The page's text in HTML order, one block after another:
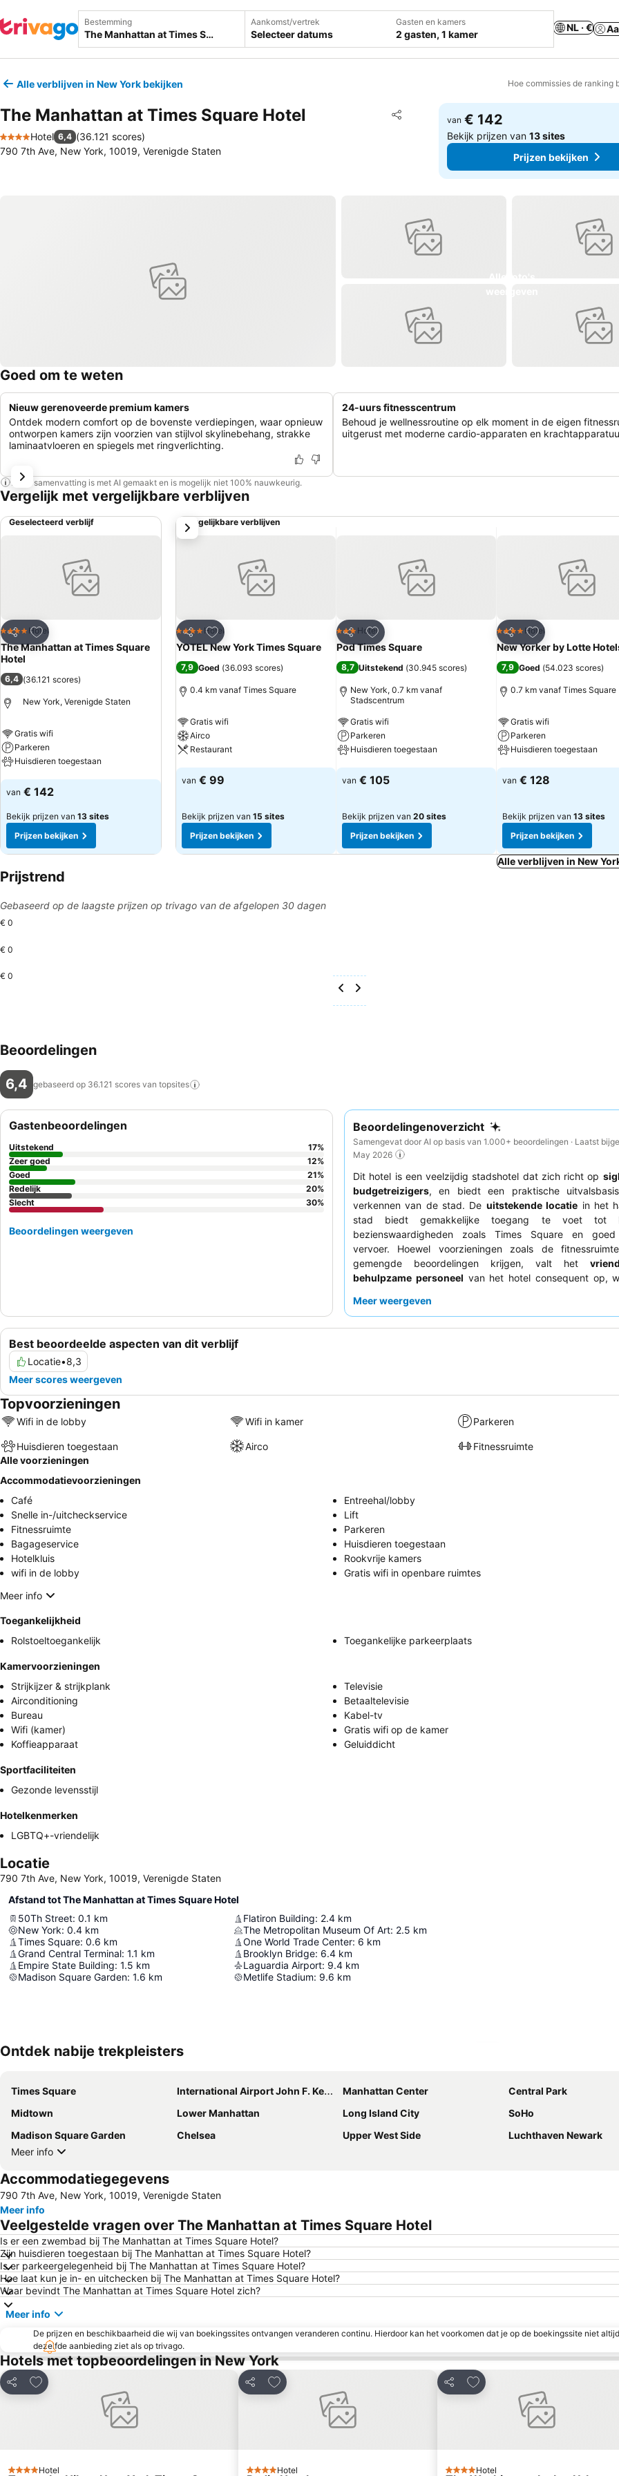
Bestemming Aankomst/vertrek
Selecteer datums
Gasten en kamers
2 gasten, 1 kamer
NL · €
Alle verblijven in New York bekijken Hoe commissies de ranking
The Manhattan at Times Square Hotel Delen
Toevoegen aan favorieten
4 Sterren
Hotel 6,4 (36.121 scores)
790 7th Ave, New York, 10019, Verenigde Staten
van € 142
Bekijk prijzen van13 sites
Prijzen bekijken
Goed om te weten
Nieuw gerenoveerde premium kamers
Ontdek modern comfort op de bovenste verdiepingen, waar opnieuw
ontworpen kamers zijn voorzien van stijlvol skylinebehang, strakke
laminaatvloeren en spiegels met ringverlichting.
24-uurs fitnesscentrum
Behoud je wellnessroutine op elk moment in de eigen
uitgerust met moderne cardio-apparaten en
Deze samenvatting is met AI gemaakt en is mogelijk niet 100% nauwkeurig.
Vergelijk met vergelijkbare verblijven
Geselecteerd verblijf
Delen
Toevoegen aan favorieten
4 SterrenHotel
The Manhattan at Times Square
Hotel
6,4 (36.121 scores)
New York, Verenigde Staten
Gratis wifi
Parkeren
Huisdieren toegestaan
Prijzen bekijken
van € 142
Bekijk prijzen van 13 sites
Prijzen bekijken
Vergelijkbare verblijven
Delen
Toevoegen aan favorieten
4 SterrenHotel
YOTEL New York Times Square
7,9 Goed (36.093 scores)
0.4 km vanaf Times Square
Gratis wifi
Airco
Restaurant
Prijzen bekijken
van € 99
Bekijk prijzen van 15 sites
Prijzen bekijken
Delen
Toevoegen aan favorieten
3 Sterren
Hotel
Pod Times Square
8,7 Uitstekend (30.945 scores)
New York, 0.7 km vanaf
Stadscentrum
Gratis wifi
Parkeren
Huisdieren toegestaan
Prijzen bekijken
van € 105
Bekijk prijzen van 20 sites
Prijzen bekijken
Delen
Toevoegen aan
4 SterrenHotel
New Yorker by Lotte
7,9 Goed (54.023 scores)
0.7 km vanaf Times Square
Gratis wifi
Parkeren
Huisdieren toegestaan
Prijzen bekijken
van € 128
Bekijk prijzen van 13 sites
Prijzen bekijken
volgende
Alle verblijven in New
Prijstrend
Gebaseerd op de laagste prijzen op trivago van de afgelopen 30 dagen
€ 0
€ 0
€ 0
Beoordelingen
6,4 gebaseerd op 36.121 scores van topsites
Beoordelingenoverzicht
Samengevat door AI op basis van 1.000+ beoordelingen · Laatst
May 2026
Dit hotel is een veelzijdig stadshotel dat zich richt op
budgetreizigers, en biedt een praktische
verkennen van de stad. De uitstekende locatie in het
stad biedt gemakkelijke toegang te voet tot
bezienswaardigheden zoals Times Square en
vervoer. Hoewel voorzieningen zoals de
gemengde beoordelingen krijgen, valt het
behulpzame personeel van het hotel consequent op,
consequent het animatieteam en de dagelijks
Meer weergeven
Best beoordeelde aspecten van dit verblijf
Locatie•8,3
Meer scores weergeven
Gastenbeoordelingen
Uitstekend 17%
Zeer goed
12%
Goed
21%
Redelijk
20%
Slecht
30%
Beoordelingen weergeven
Topvoorzieningen
Wifi in de lobby Wifi in kamer Parkeren
Huisdieren toegestaan Airco
Fitnessruimte
Alle voorzieningen
Accommodatievoorzieningen
Café
Entreehal/lobby
Snelle in-/uitcheckservice
Lift
Fitnessruimte
Parkeren
Bagageservice
Huisdieren toegestaan
Hotelkluis
Rookvrije kamers
wifi in de lobby
Gratis wifi in openbare ruimtes
Meer info
Toegankelijkheid
Rolstoeltoegankelijk
Toegankelijke parkeerplaats
Kamervoorzieningen
Strijkijzer & strijkplank
Televisie
Airconditioning
Betaaltelevisie
Bureau
Kabel-tv
Wifi (kamer)
Gratis wifi op de kamer
Koffieapparaat
Geluiddicht
Sportfaciliteiten
Gezonde levensstijl
Hotelkenmerken
LGBTQ+-vriendelijk
Locatie
790 7th Ave, New York, 10019, Verenigde Staten
Afstand tot The Manhattan at Times Square Hotel
50Th Street: 0.1 km
New York: 0.4 km
Times Square: 0.6 km
Grand Central Terminal: 1.1 km
Empire State Building: 1.5 km
Madison Square Garden: 1.6 km
Flatiron Building: 2.4 km
The Metropolitan Museum Of Art: 2.5 km
One World Trade Center: 6 km
Brooklyn Bridge: 6.4 km
Laguardia Airport: 9.4 km
Metlife Stadium: 9.6 km
Ontdek nabije trekpleisters
Times Square International Airport John F. Kennedy Manhattan Center
Central Park
Midtown
Lower Manhattan Long Island City
SoHo
Madison Square Garden
Chelsea Upper West Side
Luchthaven Newark
Meer info
Accommodatiegegevens
790 7th Ave, New York, 10019, Verenigde Staten
Meer info
Veelgestelde vragen over The Manhattan at Times Square Hotel
Is er een zwembad bij The Manhattan at Times Square Hotel?
Zijn huisdieren toegestaan bij The Manhattan at Times Square Hotel?
Is er parkeergelegenheid bij The Manhattan at Times Square Hotel?
Hoe laat kun je in- en uitchecken bij The Manhattan at Times Square Hotel?
Waar bevindt The Manhattan at Times Square Hotel zich?
Meer info
De prijzen en beschikbaarheid die wij van boekingssites ontvangen veranderen continu. Hierdoor kan het voorkomen dat je op de boekingssite niet
dezelfde aanbieding ziet als op trivago.
Hotels met topbeoordelingen in New York
Delen
Toevoegen aan favorieten
Hotel
Delen
Toevoegen aan favorieten
Hotel
Delen
Toevoegen aan favorieten
Hotel